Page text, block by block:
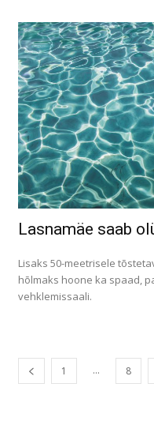
Lasnamäe saab
Lisaks 50-meetrisele
hõlmaks hoone ka spaad,
vehklemissaali.
1 ... 8